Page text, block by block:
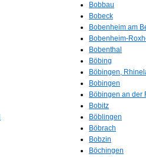
Bobbau
Bobeck
Bobenheim am
Bobenheim-
Bobenthal
Böbing
Böbingen,
Bobingen
Böbingen an der
Bobitz
Böblingen
Böbrach
Bobzin
Böchingen